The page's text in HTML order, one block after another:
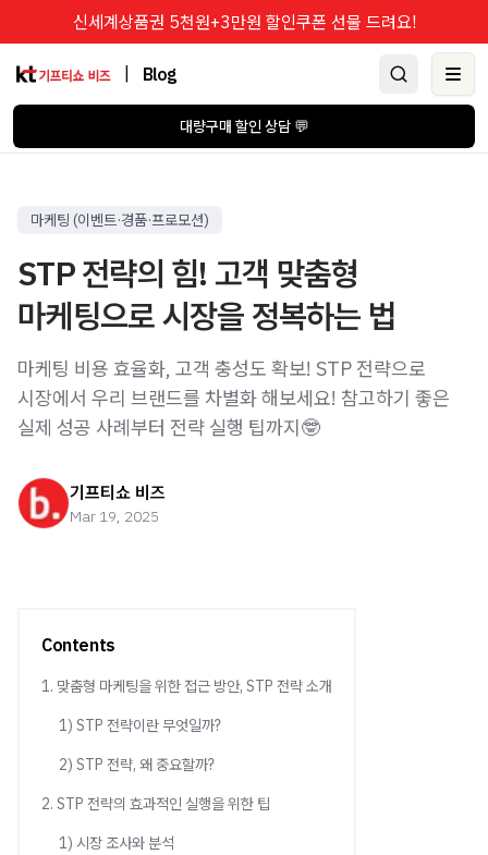
신세계상품권 5천원+3만원 할인쿠폰 선물 드려요!
Blog
대량구매 할인 상담 💬
마케팅 (이벤트·경품·프로모션)
STP 전략의 힘! 고객 맞춤형
마케팅으로 시장을 정복하는 법
마케팅 비용 효율화, 고객 충성도 확보! STP 전략으로
시장에서 우리 브랜드를 차별화 해보세요! 참고하기 좋은
실제 성공 사례부터 전략 실행 팁까지🤓
기프티쇼 비즈
Mar 19, 2025
Contents
1. 맞춤형 마케팅을 위한 접근 방안, STP 전략 소개
1) STP 전략이란 무엇일까?
2) STP 전략, 왜 중요할까?
2. STP 전략의 효과적인 실행을 위한 팁
1) 시장 조사와 분석